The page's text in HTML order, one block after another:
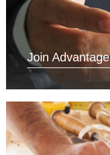
Join Advantage